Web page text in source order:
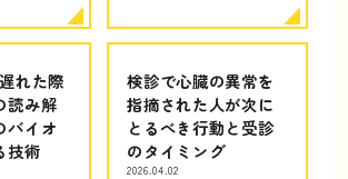
れた際
読み解
バイオ
技術
検診で心臓の異常を
指摘された人が次に
とるべき行動と受診
のタイミング
2026.04.02